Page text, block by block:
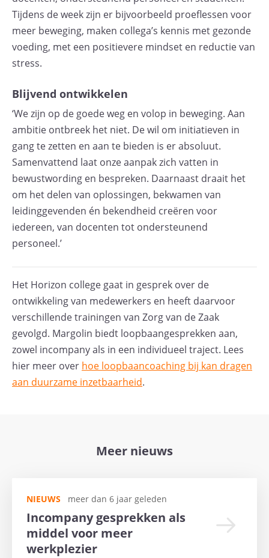
Tijdens de week zijn er bijvoorbeeld proeflessen voor
meer beweging, maken collega’s kennis met gezonde
voeding, met een positievere mindset en reductie van
stress.
Blijvend ontwikkelen
‘We zijn op de goede weg en volop in beweging. Aan
ambitie ontbreek het niet. De wil om initiatieven in
gang te zetten en aan te bieden is er absoluut.
Samenvattend laat onze aanpak zich vatten in
bewustwording en bespreken. Daarnaast draait het
om het delen van oplossingen, bekwamen van
leidinggevenden én bekendheid creëren voor
iedereen, van docenten tot ondersteunend
personeel.’
Het Horizon college gaat in gesprek over de
ontwikkeling van medewerkers en heeft daarvoor
verschillende trainingen van Zorg van de Zaak
gevolgd. Margolin biedt loopbaangesprekken aan,
zowel incompany als in een individueel traject. Lees
hier meer over hoe loopbaancoaching bij kan dragen
aan duurzame inzetbaarheid.
Meer nieuws
NIEUWS meer dan 6 jaar geleden
Incompany gesprekken als
middel voor meer
werkplezier